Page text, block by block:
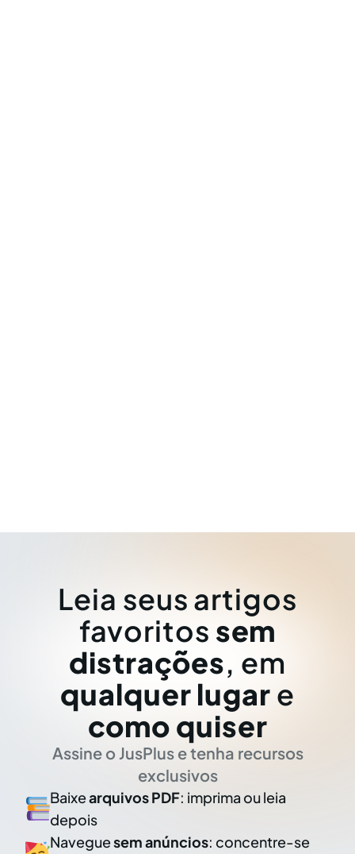
Leia seus artigos
favoritos sem
distrações, em
qualquer lugar e
como quiser
Assine o JusPlus e tenha recursos
exclusivos
Baixearquivos PDF: imprima ou leia
depois
Naveguesem anúncios: concentre-se